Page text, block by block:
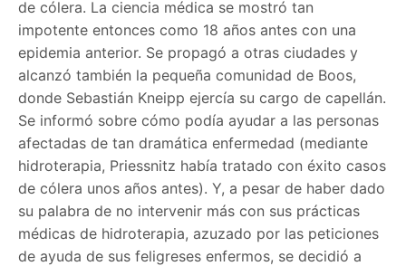
de cólera. La ciencia médica se mostró tan
impotente entonces como 18 años antes con una
epidemia anterior. Se propagó a otras ciudades y
alcanzó también la pequeña comunidad de Boos,
donde Sebastián Kneipp ejercía su cargo de capellán.
Se informó sobre cómo podía ayudar a las personas
afectadas de tan dramática enfermedad (mediante
hidroterapia, Priessnitz había tratado con éxito casos
de cólera unos años antes). Y, a pesar de haber dado
su palabra de no intervenir más con sus prácticas
médicas de hidroterapia, azuzado por las peticiones
de ayuda de sus feligreses enfermos, se decidió a